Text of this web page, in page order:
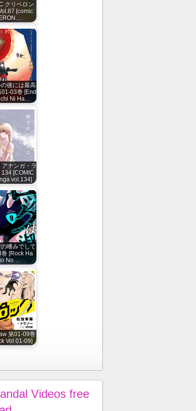
クリベロン
[comic
後には最高
03巻 [End
Ni Ha…
アナンガ・ラ
134 [COMIC
vol.134]
嗜みでして
[Rock Ha
No…
第01-09巻
Vol 01-09]
Videos free